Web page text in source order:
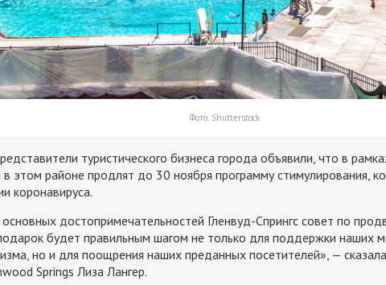
Фото: Shutterstock
туристического бизнеса города объявили, что в
в этом районе продлят до 30 ноября программу стимулирования,
коронавируса.
достопримечательностей Гленвуд-Спрингс совет по
будет правильным шагом не только для поддержки наших
но и для поощрения наших преданных посетителей», —
Springs Лиза Лангер.